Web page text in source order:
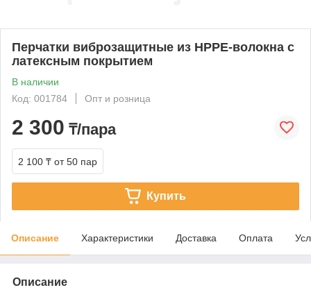
Перчатки виброзащитные из HPPE-волокна с
латексным покрытием
В наличии
Код: 001784
Опт и розница
2 300 ₸/пара
2 100 ₸ от 50 пар
Купить
Описание Характеристики Доставка Оплата
Описание